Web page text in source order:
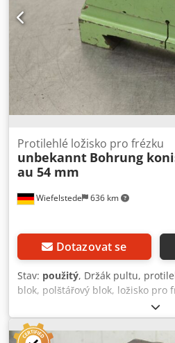
Wiefelstede 636 km
Protilehlé ložisko pro frézku
unbekannt Bohrung
au 54 mm
Dotazovat se
Stav: použitý, Držák pultu,
blok, polštářový blok, ložisko pro
178 mm, výška 31 mm - Výkres s
330/90 / H220 mm - Hmotnost:
Tjk